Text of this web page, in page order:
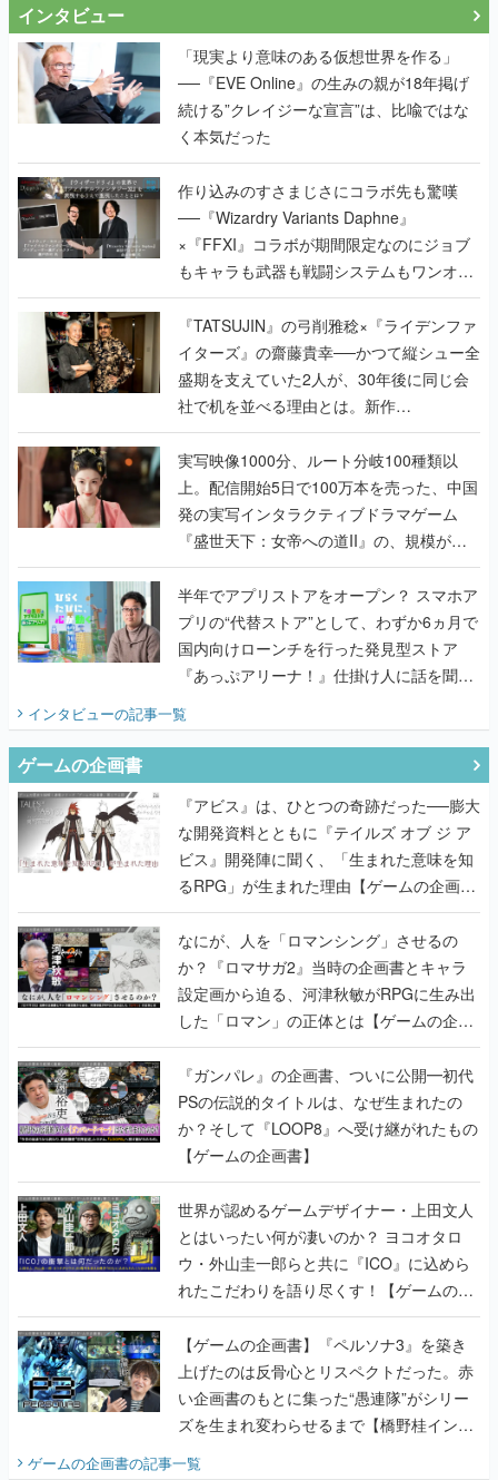
インタビュー
「現実より意味のある仮想世界を作る」
──『EVE Online』の生みの親が18年掲げ
続ける”クレイジーな宣言”は、比喩ではな
く本気だった
作り込みのすさまじさにコラボ先も驚嘆
──『Wizardry Variants Daphne』
×『FFXI』コラボが期間限定なのにジョブ
もキャラも武器も戦闘システムもワンオフ
で作り込まれた理由を両ディレクターに聞
く
『TATSUJIN』の弓削雅稔×『ライデンファ
イターズ』の齋藤貴幸──かつて縦シュー全
盛期を支えていた2人が、30年後に同じ会
社で机を並べる理由とは。新作
『TATSUJIN EXTREME』で初タッグを組
んだレジェンド2人に訊く開発秘話
実写映像1000分、ルート分岐100種類以
上。配信開始5日で100万本を売った、中国
発の実写インタラクティブドラマゲーム
『盛世天下：女帝への道II』の、規模が違
うこだわりをプロデューサーに聞いた
半年でアプリストアをオープン？ スマホア
プリの“代替ストア”として、わずか6ヵ月で
国内向けローンチを行った発見型ストア
『あっぷアリーナ！』仕掛け人に話を聞い
てみた
インタビューの記事一覧
ゲームの企画書
『アビス』は、ひとつの奇跡だった──膨大
な開発資料とともに『テイルズ オブ ジ ア
ビス』開発陣に聞く、「生まれた意味を知
るRPG」が生まれた理由【ゲームの企画
書】
なにが、人を「ロマンシング」させるの
か？『ロマサガ2』当時の企画書とキャラ
設定画から迫る、河津秋敏がRPGに生み出
した「ロマン」の正体とは【ゲームの企画
書】
『ガンパレ』の企画書、ついに公開━初代
PSの伝説的タイトルは、なぜ生まれたの
か？そして『LOOP8』へ受け継がれたもの
【ゲームの企画書】
世界が認めるゲームデザイナー・上田文人
とはいったい何が凄いのか？ ヨコオタロ
ウ・外山圭一郎らと共に『ICO』に込めら
れたこだわりを語り尽くす！【ゲームの企
画書】
【ゲームの企画書】『ペルソナ3』を築き
上げたのは反骨心とリスペクトだった。赤
い企画書のもとに集った“愚連隊”がシリー
ズを生まれ変わらせるまで【橋野桂インタ
ビュー】
ゲームの企画書の記事一覧